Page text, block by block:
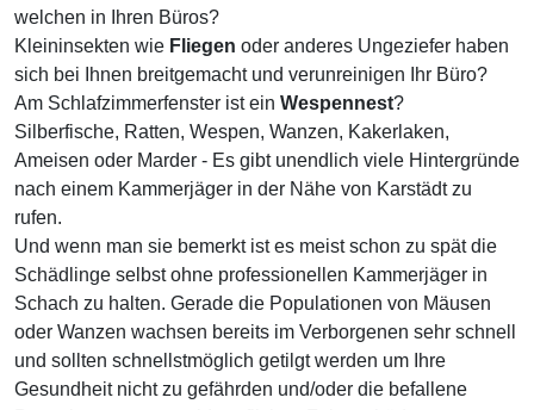
welchen in Ihren Büros?
Kleininsekten wie Fliegen oder anderes Ungeziefer haben
sich bei Ihnen breitgemacht und verunreinigen Ihr Büro?
Am Schlafzimmerfenster ist ein Wespennest?
Silberfische, Ratten, Wespen, Wanzen, Kakerlaken,
Ameisen oder Marder - Es gibt unendlich viele Hintergründe
nach einem Kammerjäger in der Nähe von Karstädt zu
rufen.
Und wenn man sie bemerkt ist es meist schon zu spät die
Schädlinge selbst ohne professionellen Kammerjäger in
Schach zu halten. Gerade die Populationen von Mäusen
oder Wanzen wachsen bereits im Verborgenen sehr schnell
und sollten schnellstmöglich getilgt werden um Ihre
Gesundheit nicht zu gefährden und/oder die befallene